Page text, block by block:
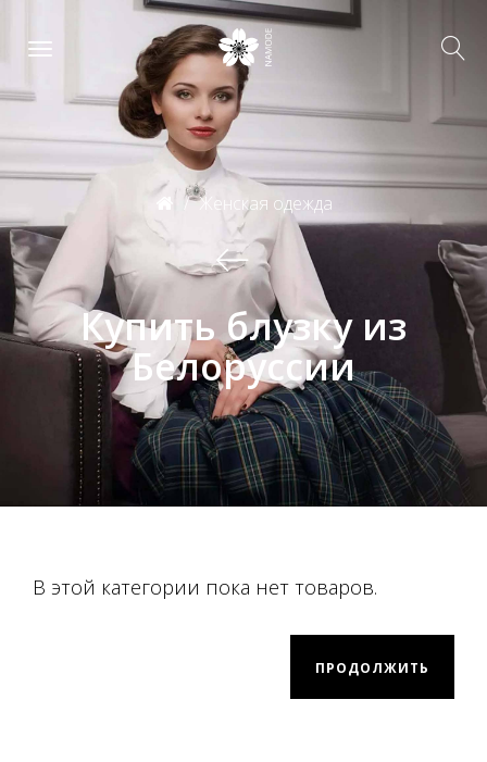
Женская одежда
Купить блузку из
Белоруссии
В этой категории пока нет товаров.
ПРОДОЛЖИТЬ